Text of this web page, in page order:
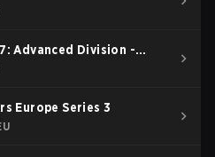
Advanced Division -
Europe Series 3